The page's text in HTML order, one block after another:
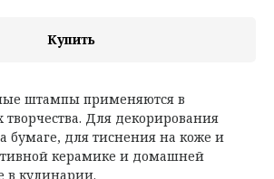
Купить
штампы применяются в
Для декорирования
бумаге, для тиснения на коже и
керамике и домашней
в кулинарии.